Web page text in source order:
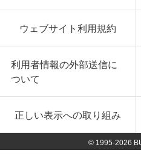
ウェブサイト利用規約
利用者情報の外部送信に
ついて
正しい表示への取り組み
© 1995-2026